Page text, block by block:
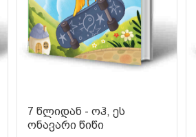
7 წლიდან - ოჰ, ეს
ონავარი წიწი